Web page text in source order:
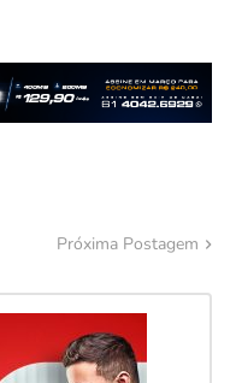
Próxima Postagem